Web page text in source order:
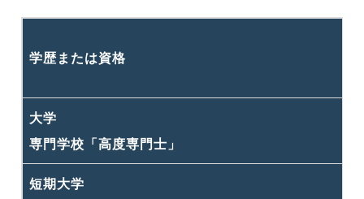
学歴または資格
大学
専門学校「高度専門士」
短期大学